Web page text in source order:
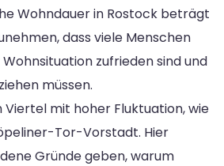
Wohndauer in Rostock beträgt
dass viele Menschen
zufrieden sind und
müssen.
Viertel mit hoher Fluktuation, wie
Tor-Vorstadt. Hier
Gründe geben, warum